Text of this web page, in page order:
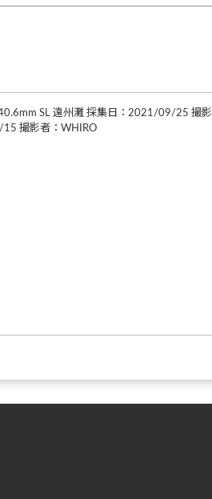
SL 遠州灘 採集日：2021/09/25 撮影
撮影者：WHIRO